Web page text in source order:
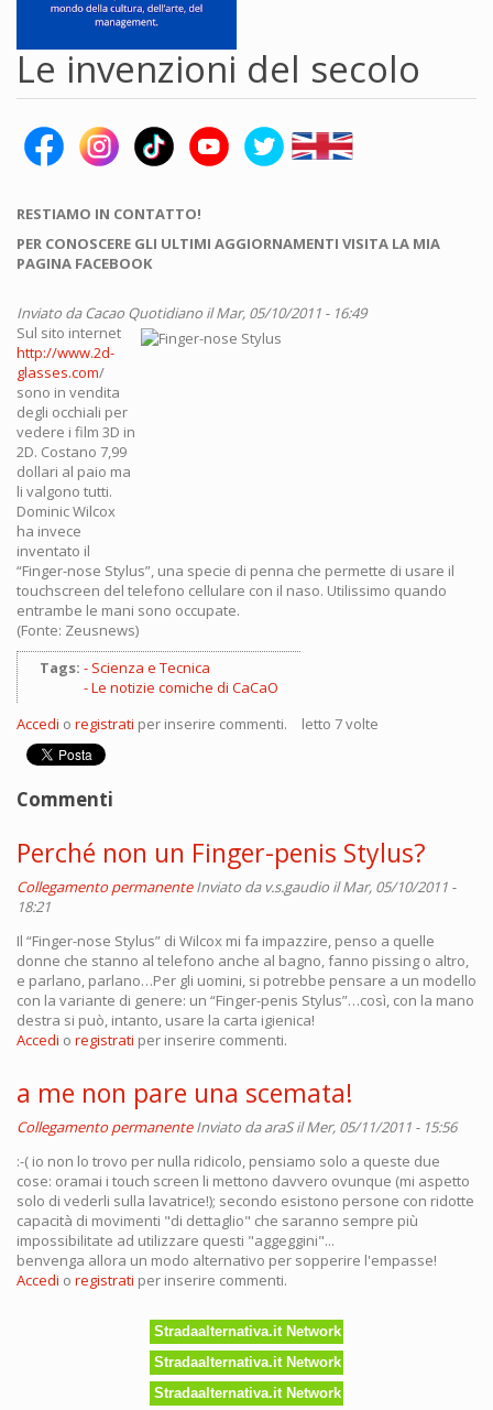
Le invenzioni del secolo
RESTIAMO IN CONTATTO!
PER CONOSCERE GLI ULTIMI AGGIORNAMENTI VISITA LA MIA
PAGINA FACEBOOK
Inviato daCacao Quotidiano il Mar, 05/10/2011 - 16:49
Sul sito internet
http://www.2d-
glasses.com/
sono in vendita
degli occhiali per
vedere i film 3D in
2D. Costano 7,99
dollari al paio ma
li valgono tutti.
Dominic Wilcox
ha invece
inventato il
“Finger-nose Stylus”, una specie di penna che permette di usare il
touchscreen del telefono cellulare con il naso. Utilissimo quando
entrambe le mani sono occupate.
(Fonte: Zeusnews)
Tags:
Scienza e Tecnica
Le notizie comiche di CaCaO
Accedi o registrati per inserire commenti. letto 7 volte
Commenti
Perché non un Finger-penis Stylus?
Collegamento permanente Inviato dav.s.gaudio il Mar, 05/10/2011 -
18:21
Il “Finger-nose Stylus” di Wilcox mi fa impazzire, penso a quelle
donne che stanno al telefono anche al bagno, fanno pissing o altro,
e parlano, parlano…Per gli uomini, si potrebbe pensare a un modello
con la variante di genere: un “Finger-penis Stylus”…così, con la mano
destra si può, intanto, usare la carta igienica!
Accedi o registrati per inserire commenti.
a me non pare una scemata!
Collegamento permanente Inviato daaraSil Mer, 05/11/2011 - 15:56
:-( io non lo trovo per nulla ridicolo, pensiamo solo a queste due
cose: oramai i touch screen li mettono davvero ovunque (mi aspetto
solo di vederli sulla lavatrice!); secondo esistono persone con ridotte
capacità di movimenti "di dettaglio" che saranno sempre più
impossibilitate ad utilizzare questi "aggeggini"...
benvenga allora un modo alternativo per sopperire l'empasse!
Accedi o registrati per inserire commenti.
Stradaalternativa.it Network
Stradaalternativa.it Network
Stradaalternativa.it Network